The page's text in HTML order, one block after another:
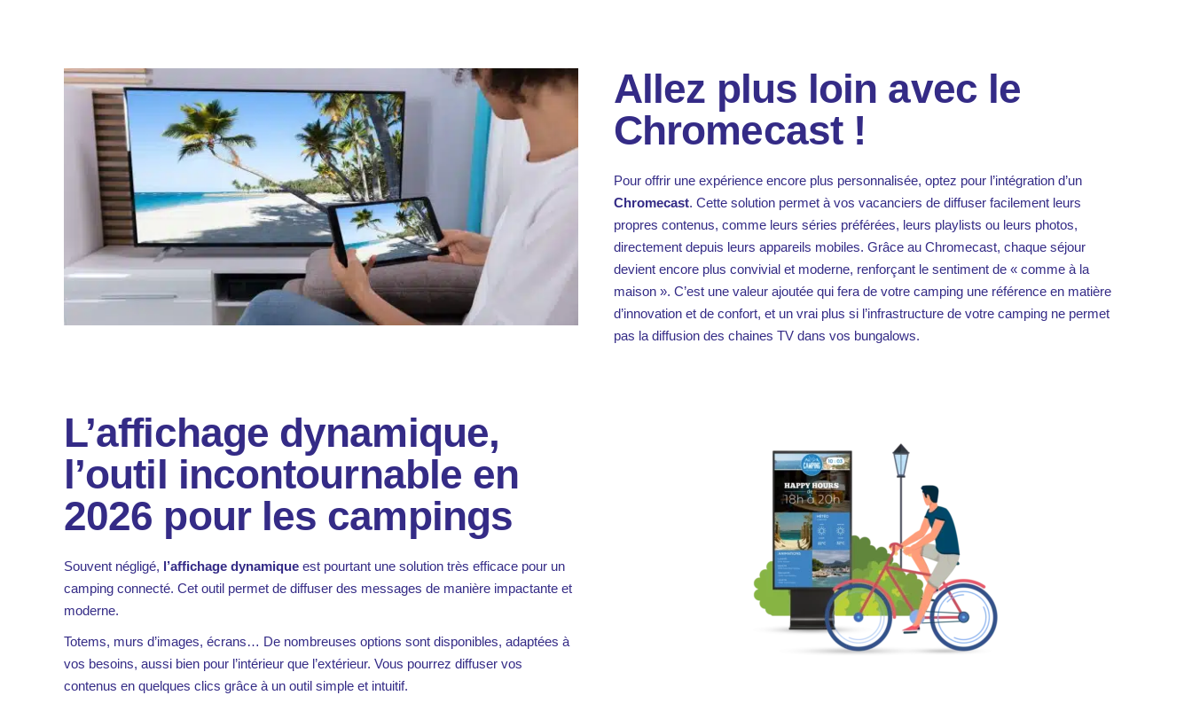
Allez plus loin avec le
Chromecast !
Pour offrir une expérience encore plus personnalisée, optez pour l’intégration d’un
Chromecast. Cette solution permet à vos vacanciers de diffuser facilement leurs
propres contenus, comme leurs séries préférées, leurs playlists ou leurs photos,
directement depuis leurs appareils mobiles. Grâce au Chromecast, chaque séjour
devient encore plus convivial et moderne, renforçant le sentiment de « comme à la
maison ». C’est une valeur ajoutée qui fera de votre camping une référence en matière
d’innovation et de confort, et un vrai plus si l’infrastructure de votre camping ne permet
pas la diffusion des chaines TV dans vos bungalows.
L’affichage dynamique,
l’outil incontournable en
2026 pour les campings
Souvent négligé, l’affichage dynamique est pourtant une solution très efficace pour un
camping connecté. Cet outil permet de diffuser des messages de manière impactante et
moderne.
Totems, murs d’images, écrans… De nombreuses options sont disponibles, adaptées à
vos besoins, aussi bien pour l’intérieur que l’extérieur. Vous pourrez diffuser vos
contenus en quelques clics grâce à un outil simple et intuitif.